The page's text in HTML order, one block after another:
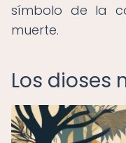
símbolo de la
muerte.
Los dioses